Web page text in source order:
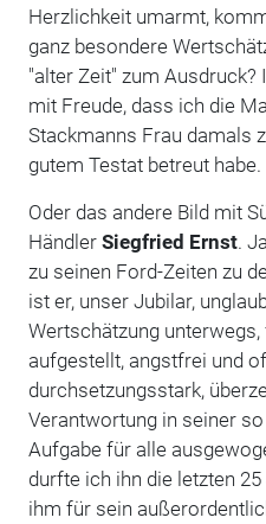
Herzlichkeit umarmt,
ganz besondere
"alter Zeit" zum
mit Freude, dass ich die
Stackmanns Frau damals
gutem Testat betreut habe.
Oder das andere Bild mit
Händler Siegfried Ernst.
zu seinen Ford-Zeiten zu
ist er, unser Jubilar,
Wertschätzung
aufgestellt, angstfrei und
durchsetzungsstark,
Verantwortung in seiner
Aufgabe für alle
durfte ich ihn die letzten
ihm für sein